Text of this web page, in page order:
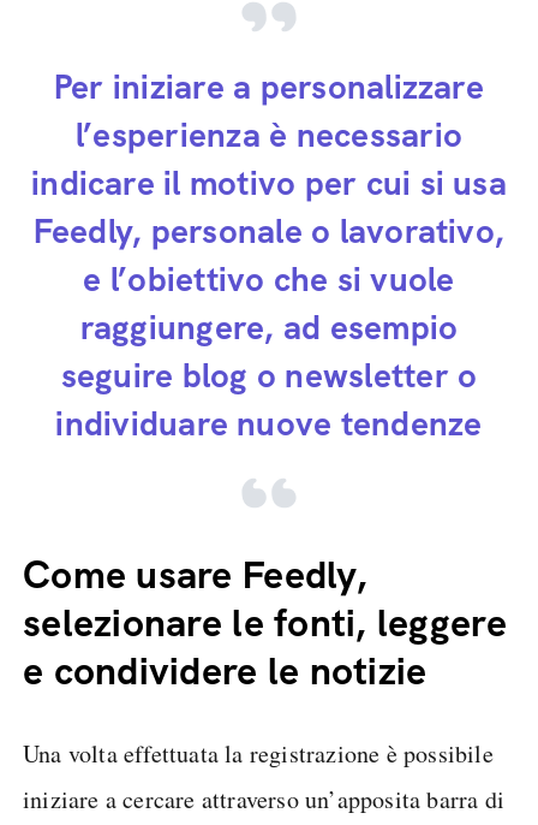
Per iniziare a personalizzare
l’esperienza è necessario
indicare il motivo per cui si usa
Feedly, personale o lavorativo,
e l’obiettivo che si vuole
raggiungere, ad esempio
seguire blog o newsletter o
individuare nuove tendenze
Come usare Feedly,
selezionare le fonti, leggere
e condividere le notizie
Una volta effettuata la registrazione è possibile
iniziare a cercare attraverso un’apposita barra di